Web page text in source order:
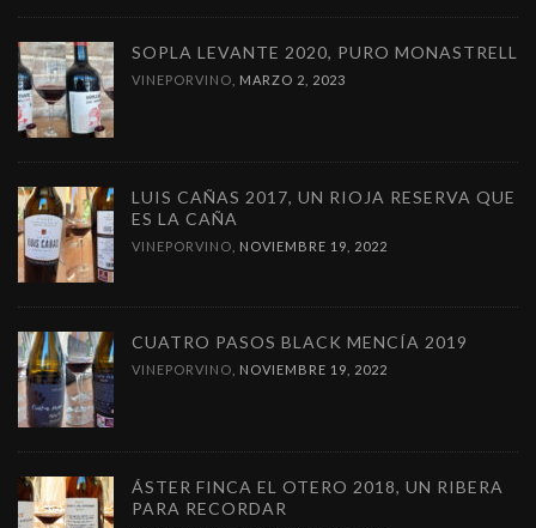
SOPLA LEVANTE 2020, PURO MONASTRELL
VINEPORVINO MARZO 2, 2023
LUIS CAÑAS 2017, UN RIOJA RESERVA QUE
ES LA CAÑA
VINEPORVINO NOVIEMBRE 19, 2022
CUATRO PASOS BLACK MENCÍA 2019
VINEPORVINO NOVIEMBRE 19, 2022
ÁSTER FINCA EL OTERO 2018, UN RIBERA
PARA RECORDAR